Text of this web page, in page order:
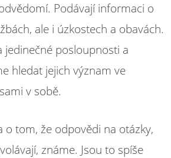
Podávají informaci o
ale i úzkostech a obavách.
jedinečné posloupnosti a
hledat jejich význam ve
v sobě.
o tom, že odpovědi na otázky,
známe. Jsou to spíše